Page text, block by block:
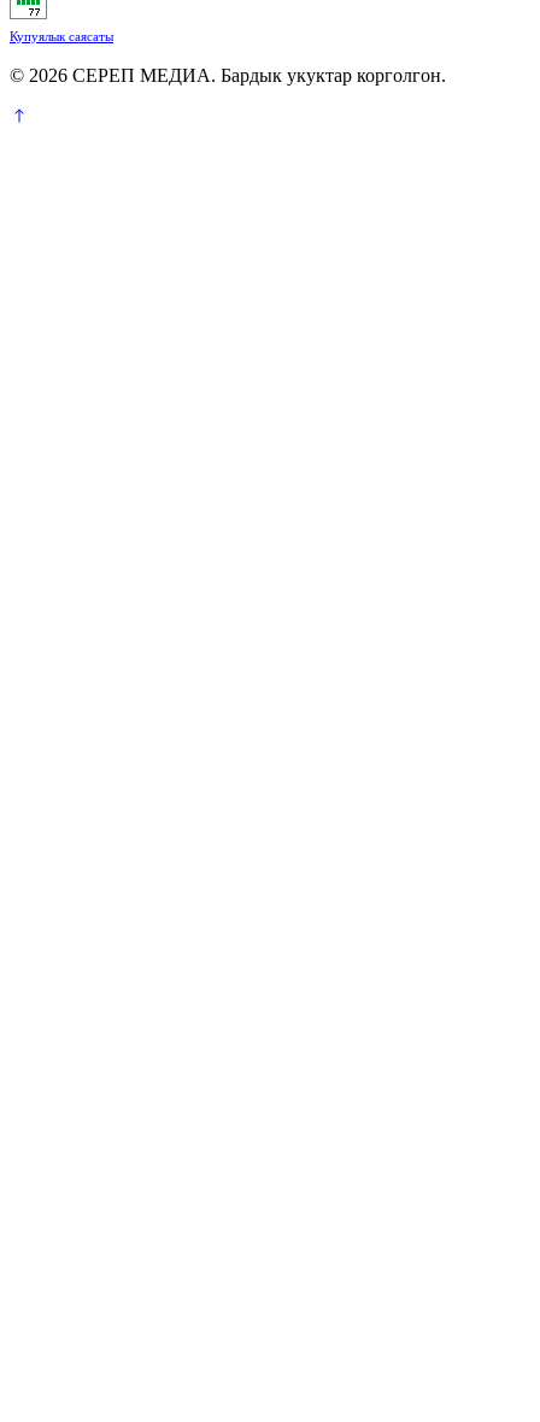
Купуялык саясаты
© 2026 СЕРЕП МЕДИА. Бардык укуктар корголгон.